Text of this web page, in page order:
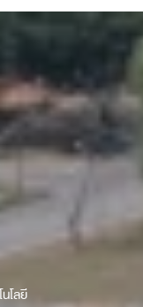
โลยี